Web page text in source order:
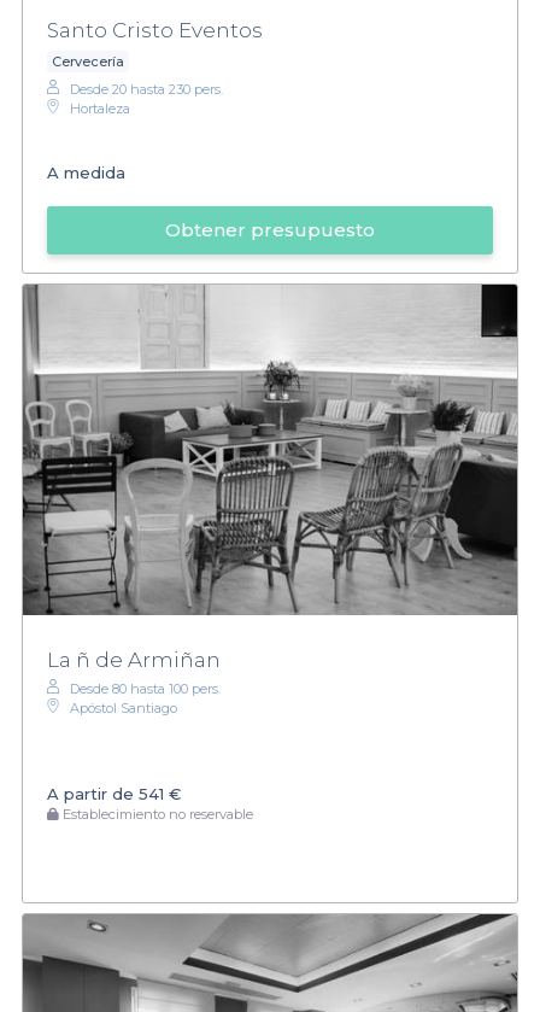
Santo Cristo Eventos
Cervecería
Desde 20 hasta 230 pers.
Hortaleza
A medida
Obtener presupuesto
La ñ de Armiñan
Desde 80 hasta 100 pers.
Apóstol Santiago
A partir de 541 €
Establecimiento no reservable